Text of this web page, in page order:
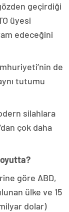
geçirdiği
üyesi
edeceğini
de
tutumu
silahlara
çok daha
göre ABD,
ülke ve 15
dolar)